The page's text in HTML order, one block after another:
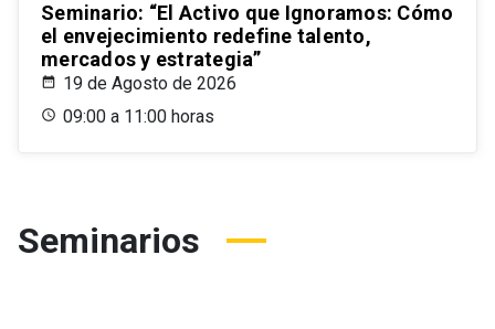
Seminario: “El Activo que Ignoramos: Cómo
el envejecimiento redefine talento,
mercados y estrategia”
19 de Agosto de 2026
09:00 a 11:00 horas
Seminarios